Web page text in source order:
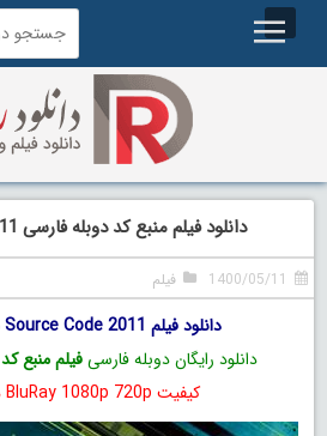
دانلود فیلم منبع کد دوبله فارسی Source Code 2011
1400/05/11 فیلم
دانلود فیلم Source Code 2011 با لینک مستقیم
دانلود رایگان دوبله فارسیفیلم منبع کد 2011
کیفیت BluRay 1080p 720p دوبله فارسی